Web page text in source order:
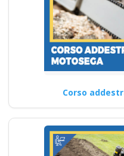
Corso